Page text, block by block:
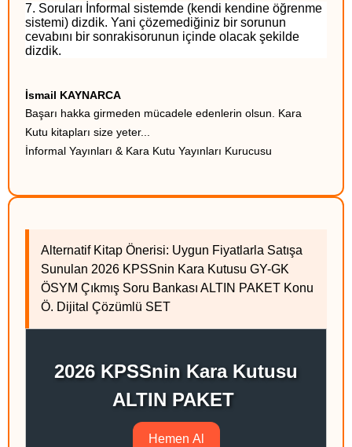
7. Soruları İnformal sistemde (kendi kendine öğrenme
sistemi) dizdik. Yani çözemediğiniz bir sorunun
cevabını bir sonrakisorunun içinde olacak şekilde
dizdik.
İsmail KAYNARCA
Başarı hakka girmeden mücadele edenlerin olsun. Kara
Kutu kitapları size yeter...
İnformal Yayınları & Kara Kutu Yayınları Kurucusu
Alternatif Kitap Önerisi: Uygun Fiyatlarla Satışa
Sunulan 2026 KPSSnin Kara Kutusu GY-GK
ÖSYM Çıkmış Soru Bankası ALTIN PAKET Konu
Ö. Dijital Çözümlü SET
2026 KPSSnin Kara Kutusu
ALTIN PAKET
Hemen Al